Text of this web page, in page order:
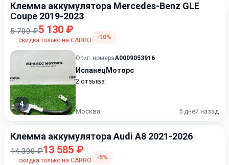
Клемма аккумулятора Mercedes-Benz GLE
Coupe 2019-2023
5 700 ₽5 130 ₽
скидка только на CARRO -10%
4
Ориг. номераA0009053916
ИспанецМоторс
2 отзыва
Москва 5 дней назад
Клемма аккумулятора Audi A8 2021-2026
14 300 ₽13 585 ₽
скидка только на CARRO -5%